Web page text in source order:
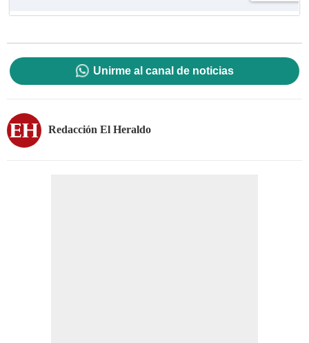
Unirme al canal de noticias
Redacción El Heraldo